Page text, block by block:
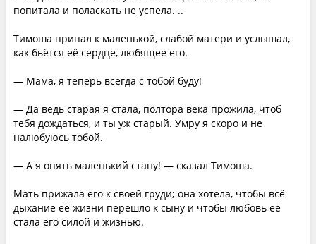
попитала и поласкать не успела. ..
Тимоша припал к маленькой, слабой матери и услышал,
как бьётся её сердце, любящее его.
— Мама, я теперь всегда с тобой буду!
— Да ведь старая я стала, полтора века прожила, чтоб
тебя дождаться, и ты уж старый. Умру я скоро и не
налюбуюсь тобой.
— А я опять маленький стану! — сказал Тимоша.
Мать прижала его к своей груди; она хотела, чтобы всё
дыхание её жизни перешло к сыну и чтобы любовь её
стала его силой и жизнью.